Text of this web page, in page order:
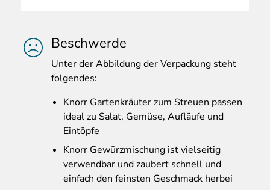
Beschwerde
Unterder Abbildung der Verpackung steht
folgendes:
Knorr Gartenkräuter zum Streuen passen
ideal zu Salat, Gemüse, Aufläufe und
Eintöpfe
Knorr Gewürzmischung ist vielseitig
verwendbar und zaubert schnell und
einfach den feinsten Geschmack herbei